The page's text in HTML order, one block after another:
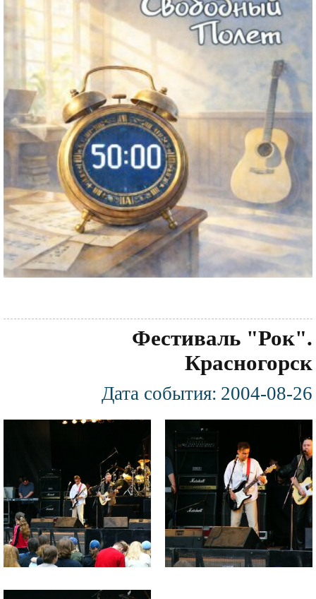
Фестиваль "Рок".
Красногорск
Дата события: 2004-08-26
Файл
Файл
изображения
Файл